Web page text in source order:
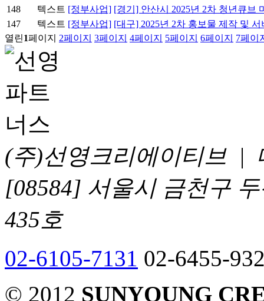
148
텍스트 [정부사업] [경기] 안산시 2025년 2차 청년큐브
147
텍스트 [정부사업] [대구] 2025년 2차 홍보물 제작 및
열린1페이지 2페이지 3페이지 4페이지 5페이지 6페이지 7페이
(주)선영크리에이티브 |
[08584] 서울시 금천구
435호
02-6105-7131 02-6455-
© 2012 SUNYOUNG